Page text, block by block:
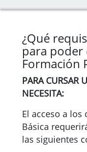
¿Qué
para poder
Formación
PARA CURSAR
NECESITA:
El acceso a
Básica
las siguientes